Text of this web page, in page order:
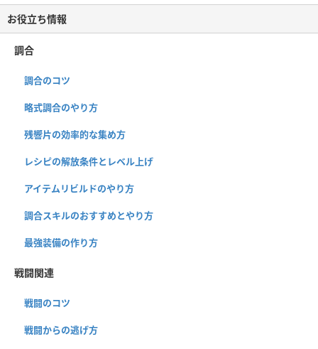
お役立ち情報
調合
調合のコツ
略式調合のやり方
残響片の効率的な集め方
レシピの解放条件とレベル上げ
アイテムリビルドのやり方
調合スキルのおすすめとやり方
最強装備の作り方
戦闘関連
戦闘のコツ
戦闘からの逃げ方